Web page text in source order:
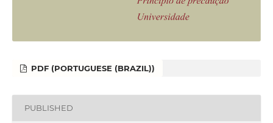
PDF (PORTUGUESE (BRAZIL))
PUBLISHED